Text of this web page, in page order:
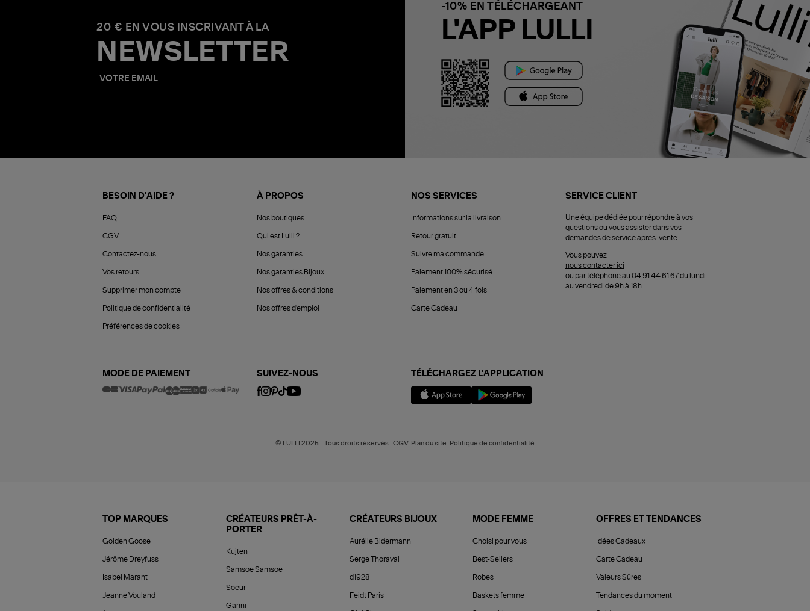
20 € EN VOUS INSCRIVANT À LA
NEWSLETTER
-10% EN TÉLÉCHARGEANT
L'APP LULLI
BESOIN D'AIDE ?
FAQ
CGV
Contactez-nous
Vos retours
Supprimer mon compte
Politique de confidentialité
Préférences de cookies
À PROPOS
Nos boutiques
Qui est Lulli ?
Nos garanties
Nos garanties Bijoux
Nos offres & conditions
Nos offres d'emploi
NOS SERVICES
Informations sur la livraison
Retour gratuit
Suivre ma commande
Paiement 100% sécurisé
Paiement en 3 ou 4 fois
Carte Cadeau
SERVICE CLIENT
Une équipe dédiée pour répondre à vos
questions ou vous assister dans vos
demandes de service après-vente.
Vous pouvez
nous contacter ici
ou par téléphone au 04 91 44 61 67 du lundi
au vendredi de 9h à 18h.
MODE DE PAIEMENT SUIVEZ-NOUS TÉLÉCHARGEZ L'APPLICATION
© LULLI 2025 - Tous droits réservés -CGV-Plan du site-Politique de confidentialité
TOP MARQUES
Golden Goose
Jérôme Dreyfuss
Isabel Marant
Jeanne Vouland
CRÉATEURS PRÊT-À-
PORTER
Kujten
Samsoe Samsoe
Soeur
Ganni
CRÉATEURS BIJOUX
Aurélie Bidermann
Serge Thoraval
d1928
Feidt Paris
MODE FEMME
Choisi pour vous
Best-Sellers
Robes
Baskets femme
OFFRES ET TENDANCES
Idées Cadeaux
Carte Cadeau
Valeurs Sûres
Tendances du moment